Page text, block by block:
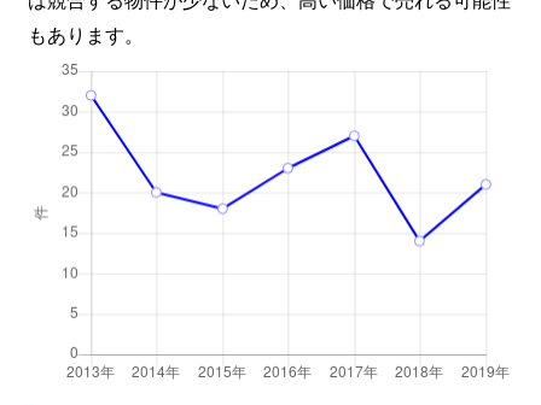
もあります。